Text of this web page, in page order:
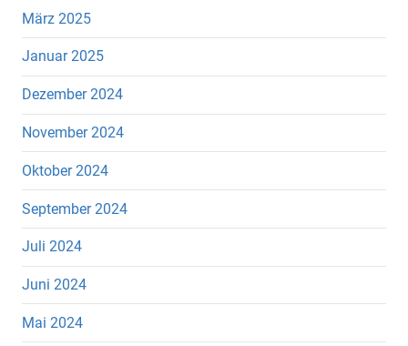
März 2025
Januar 2025
Dezember 2024
November 2024
Oktober 2024
September 2024
Juli 2024
Juni 2024
Mai 2024